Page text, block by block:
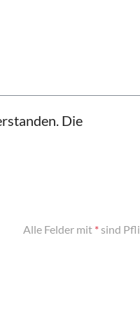
Die
Alle Felder mit * sind